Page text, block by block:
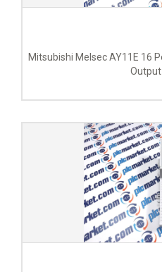
Mitsubishi Melsec AY11E 16